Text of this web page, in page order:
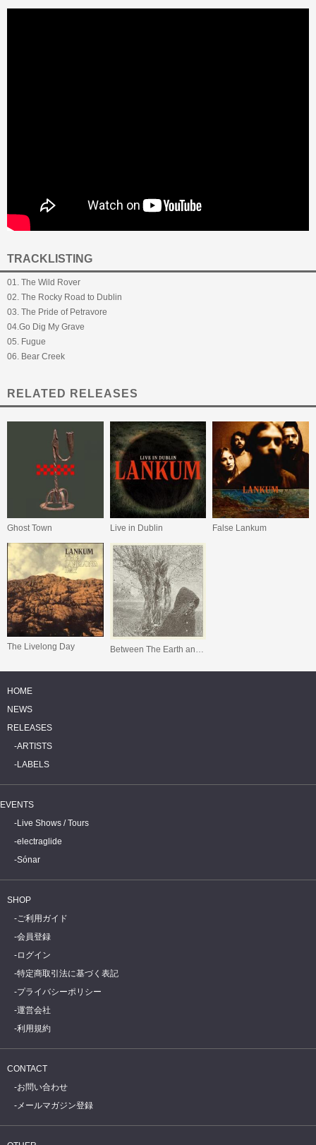
TRACKLISTING
01. The Wild Rover
02. The Rocky Road to Dublin
03. The Pride of Petravore
04.Go Dig My Grave
05. Fugue
06. Bear Creek
RELATED RELEASES
Ghost Town Live in Dublin False Lankum
The Livelong Day
HOME
NEWS
RELEASES
ARTISTS
LABELS
EVENTS
Live Shows / Tours
electraglide
Sónar
SHOP
ご利用ガイド
会員登録
ログイン
特定商取引法に基づく表記
プライバシーポリシー
運営会社
利用規約
CONTACT
お問い合わせ
メールマガジン登録